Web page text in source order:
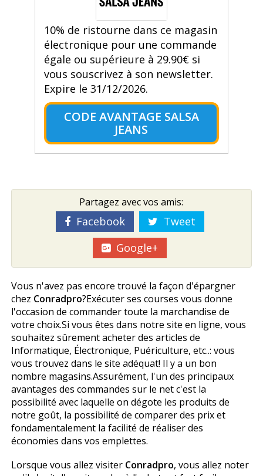
10% de ristourne dans ce magasin
électronique pour une commande
égale ou supérieure à 29.90€ si
vous souscrivez à son newsletter.
Expire le 31/12/2026.
CODE AVANTAGE SALSA
JEANS
Partagez avec vos amis:
Facebook
Tweet
Google+
Vous n'avez pas encore trouvé la façon d'épargner
chez Conradpro?Exécuter ses courses vous donne
l'occasion de commander toute la marchandise de
votre choix.Si vous êtes dans notre site en ligne, vous
souhaitez sûrement acheter des articles de
Informatique, Électronique, Puériculture, etc..: vous
vous trouvez dans le site adéquat! Il y a un bon
nombre magasins.Assurément, l'un des principaux
avantages des commandes sur le net c'est la
possibilité avec laquelle on dégote les produits de
notre goût, la possibilité de comparer des prix et
fondamentalement la facilité de réaliser des
économies dans vos emplettes.
Lorsque vous allez visiter Conradpro, vous allez noter